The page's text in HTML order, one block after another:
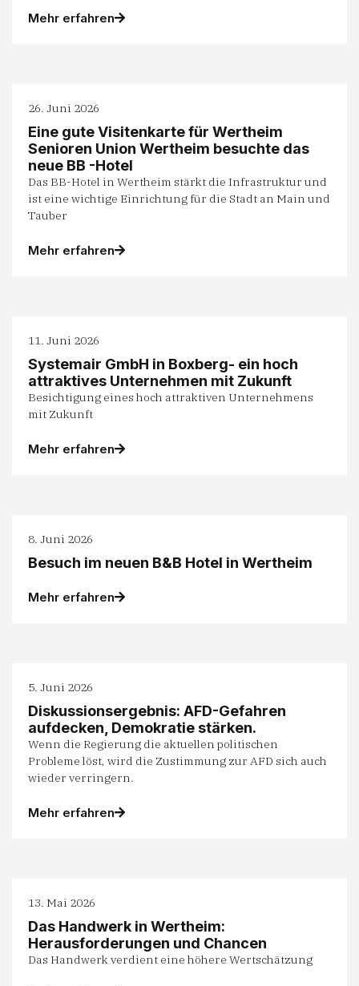
Mehr erfahren
26. Juni 2026
Eine gute Visitenkarte für Wertheim
Senioren Union Wertheim besuchte das
neue BB -Hotel
Das BB-Hotel in Wertheim stärkt die Infrastruktur und
ist eine wichtige Einrichtung für die Stadt an Main und
Tauber
Mehr erfahren
11. Juni 2026
Systemair GmbH in Boxberg- ein hoch
attraktives Unternehmen mit Zukunft
Besichtigung eines hoch attraktiven Unternehmens
mit Zukunft
Mehr erfahren
8. Juni 2026
Besuch im neuen B&B Hotel in Wertheim
Mehr erfahren
5. Juni 2026
Diskussionsergebnis: AFD-Gefahren
aufdecken, Demokratie stärken.
Wenn die Regierung die aktuellen politischen
Probleme löst, wird die Zustimmung zur AFD sich auch
wieder verringern.
Mehr erfahren
13. Mai 2026
Das Handwerk in Wertheim:
Herausforderungen und Chancen
Das Handwerk verdient eine höhere Wertschätzung